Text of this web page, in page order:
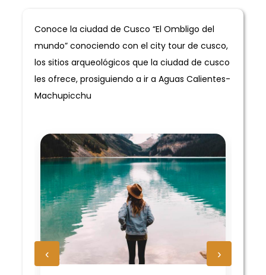
Conoce la ciudad de Cusco “El Ombligo del
mundo” conociendo con el city tour de cusco,
los sitios arqueológicos que la ciudad de cusco
les ofrece, prosiguiendo a ir a Aguas Calientes-
Machupicchu
‹ ›